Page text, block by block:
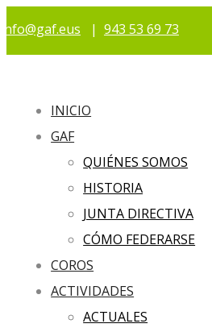
info@gaf.eus | 943 53 69 73
INICIO
GAF
QUIÉNES SOMOS
HISTORIA
JUNTA DIRECTIVA
CÓMO FEDERARSE
COROS
ACTIVIDADES
ACTUALES